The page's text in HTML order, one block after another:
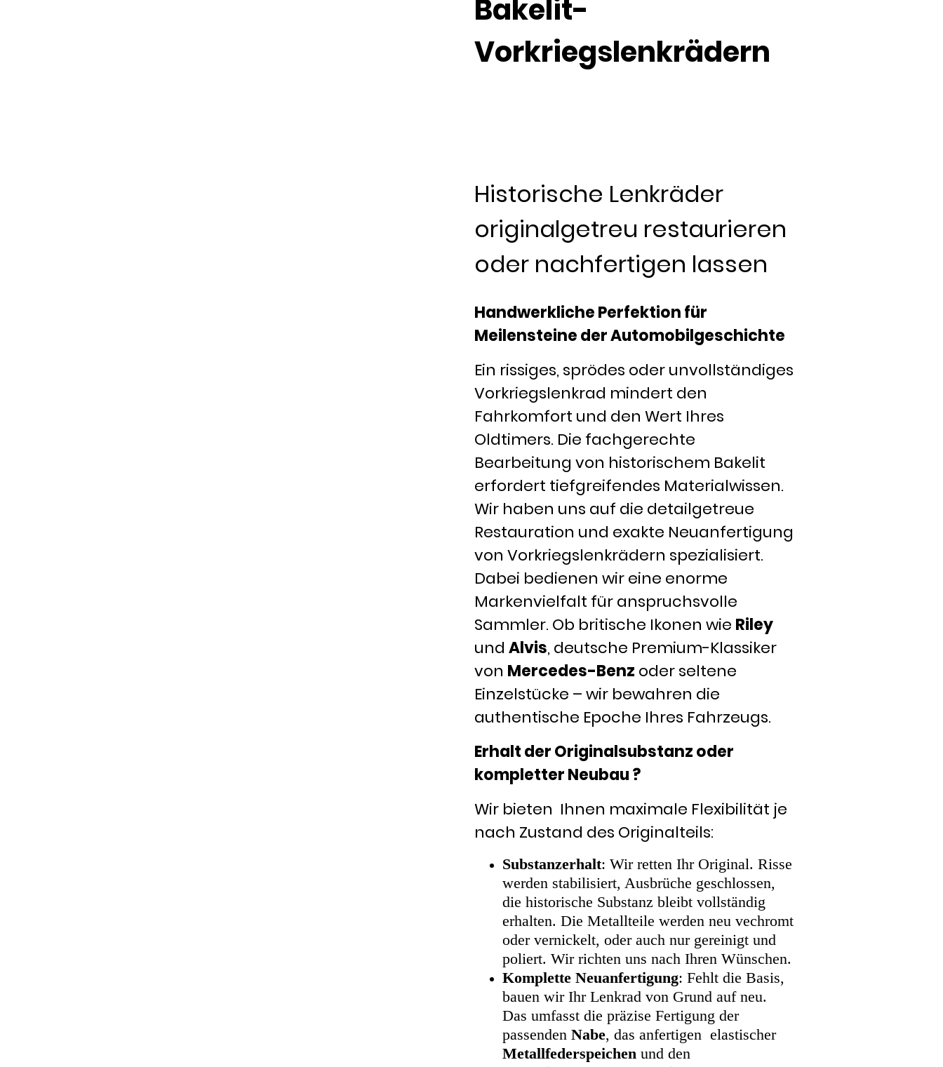
Bakelit-
Vorkriegslenkrädern
Historische Lenkräder
originalgetreu restaurieren
oder nachfertigen lassen
Handwerkliche Perfektion für
Meilensteine der Automobilgeschichte
Ein rissiges, sprödes oder unvollständiges
Vorkriegslenkrad mindert den
Fahrkomfort und den Wert Ihres
Oldtimers. Die fachgerechte
Bearbeitung von historischem Bakelit
erfordert tiefgreifendes Materialwissen.
Wir haben uns auf die detailgetreue
Restauration und exakte Neuanfertigung
von Vorkriegslenkrädern spezialisiert.
Dabei bedienen wir eine enorme
Markenvielfalt für anspruchsvolle
Sammler. Ob britische Ikonen wie Riley
und Alvis, deutsche Premium-Klassiker
von Mercedes-Benz oder seltene
Einzelstücke – wir bewahren die
authentische Epoche Ihres Fahrzeugs.
Erhalt der Originalsubstanz oder
kompletter Neubau ?
Wir bieten Ihnen maximale Flexibilität je
nach Zustand des Originalteils:
Substanzerhalt: Wir retten Ihr Original. Risse
werden stabilisiert, Ausbrüche geschlossen,
die historische Substanz bleibt vollständig
erhalten. Die Metallteile werden neu vechromt
oder vernickelt, oder auch nur gereinigt und
poliert. Wir richten uns nach Ihren Wünschen.
Komplette Neuanfertigung: Fehlt die Basis,
bauen wir Ihr Lenkrad von Grund auf neu.
Das umfasst die präzise Fertigung der
passenden Nabe, das anfertigen elastischer
Metallfederspeichen und den